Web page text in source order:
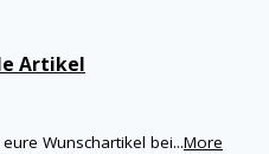
Artikel
Wunschartikel bei...More